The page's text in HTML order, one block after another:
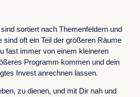
sortiert nach Themenfeldern und
sind oft ein Teil der größeren Räume
fast immer von einem kleineren
Programm kommen und dein
Invest anrechnen lassen.
zu dienen, und mit Dir nah und